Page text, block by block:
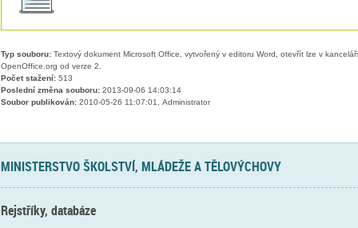
Typ souboru:Textový dokument Microsoft Office, vytvořený v editoru Word, otevřít lze v
OpenOffice.org od verze 2.
Počet stažení:513
Poslední změna souboru:2013-09-06 14:03:14
Soubor publikován:2010-05-26 11:07:01, Administrator
MINISTERSTVO ŠKOLSTVÍ, MLÁDEŽE A TĚLOVÝCHOVY
Rejstříky, databáze